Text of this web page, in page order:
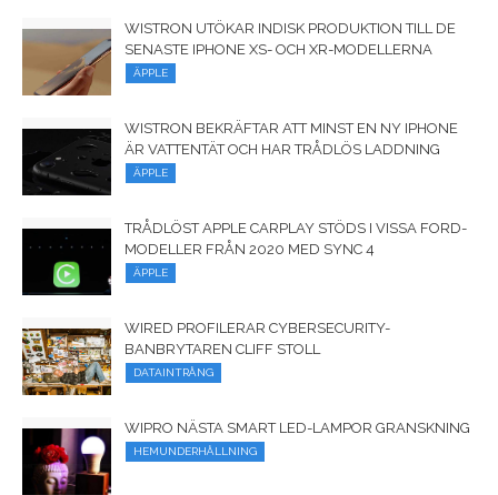
WISTRON UTÖKAR INDISK PRODUKTION TILL DE
SENASTE IPHONE XS- OCH XR-MODELLERNA
ÄPPLE
WISTRON BEKRÄFTAR ATT MINST EN NY IPHONE
ÄR VATTENTÄT OCH HAR TRÅDLÖS LADDNING
ÄPPLE
TRÅDLÖST APPLE CARPLAY STÖDS I VISSA FORD-
MODELLER FRÅN 2020 MED SYNC 4
ÄPPLE
WIRED PROFILERAR CYBERSECURITY-
BANBRYTAREN CLIFF STOLL
DATAINTRÅNG
WIPRO NÄSTA SMART LED-LAMPOR GRANSKNING
HEMUNDERHÅLLNING